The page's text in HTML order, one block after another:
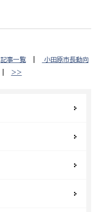
記事一覧|
小田原市長動向
>>